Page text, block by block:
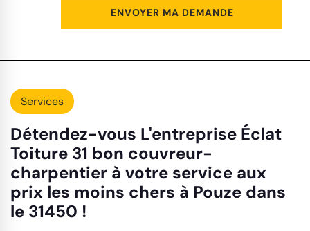
Services
Détendez-vous L'entreprise Éclat
Toiture 31 bon couvreur-
charpentier à votre service aux
prix les moins chers à Pouze dans
le 31450 !